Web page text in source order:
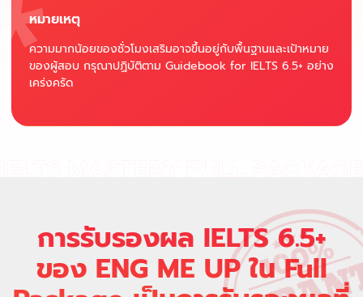
หมายเหตุ
ความมากน้อยของชั่วโมงเสริมอาจขึ้นอยู่กับพื้นฐานและเป้าหมาย
ของผู้สอบ กรุณาปฏิบัติตาม Guidebook for IELTS 6.5+ อย่าง
เคร่งครัด
การรับรองผล IELTS 6.5+
ของ ENG ME UP ใน Full